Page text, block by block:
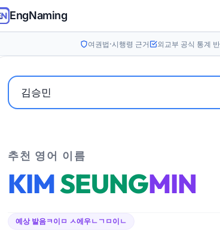
EngNaming
여권법·시행령 근거 외교부 공식 통계
추천 영어 이름
KIMSEUNGMIN
예상 발음ㅋ이ㅁ ㅅ에우ㄴㄱㅁ이ㄴ